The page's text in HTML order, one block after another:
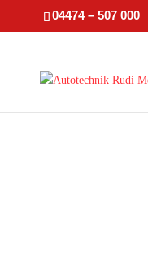
04474 – 507 000